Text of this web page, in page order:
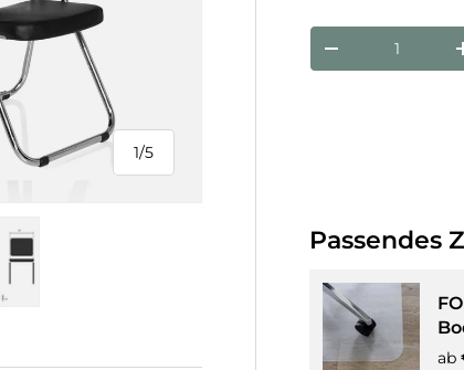
1/
von
5
Anzahl
Menge
Passendes
ab